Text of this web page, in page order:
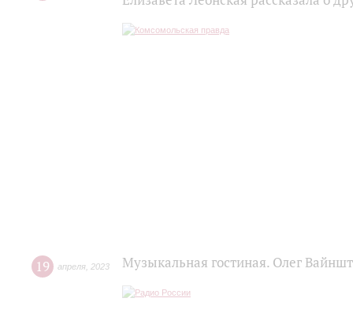
19 апреля 2023 Музыкальная гостиная. Олег